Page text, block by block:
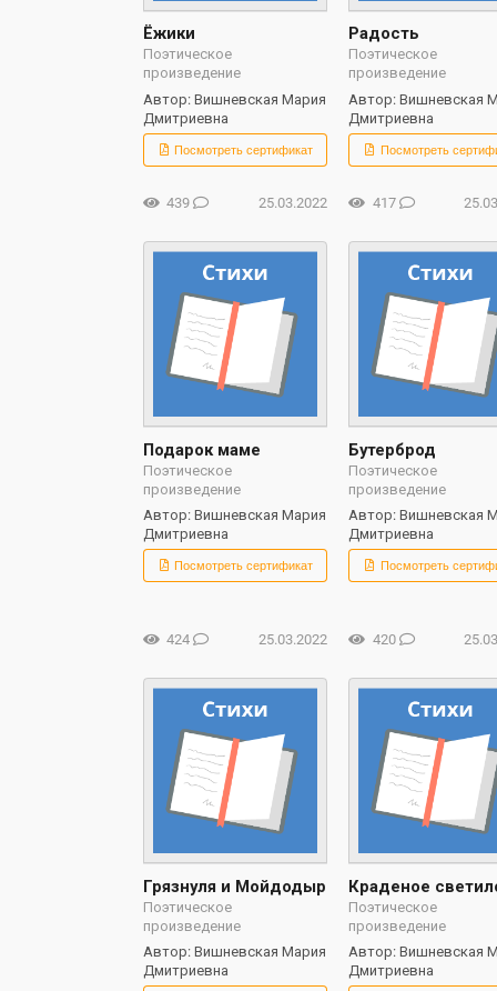
Ёжики
Поэтическое
произведение
Автор: Вишневская Мария
Дмитриевна
Посмотреть сертификат
25.03.2022
439
Радость
Поэтическое
произведение
Автор: Вишневская
Дмитриевна
Посмотреть
417
Подарок маме
Поэтическое
произведение
Автор: Вишневская Мария
Дмитриевна
Посмотреть сертификат
25.03.2022
424
Бутерброд
Поэтическое
произведение
Автор: Вишневская
Дмитриевна
Посмотреть
420
Грязнуля и Мойдодыр
Поэтическое
произведение
Автор: Вишневская Мария
Дмитриевна
Краденое
Поэтическое
произведение
Автор: Вишневская
Дмитриевна